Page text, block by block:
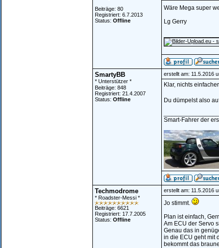
Beiträge: 80
Registriert: 6.7.2013
Status: Offline
Wäre Mega super
Lg Gerry
SmartyBB
* Unterstützer *
Beiträge: 848
Registriert: 21.4.2007
Status: Offline
erstellt am: 11.5.2016
Klar, nichts
Du dümpelst also
Smart-Fahrer der
Techmodrome
* Roadster-Messi *
Beiträge: 6621
Registriert: 17.7.2005
Status: Offline
erstellt am: 11.5.2016
Jo stimmt.
Plan ist einfach,
Am ECU der Servo
Genau das in
in die ECU geht mit
bekommt das